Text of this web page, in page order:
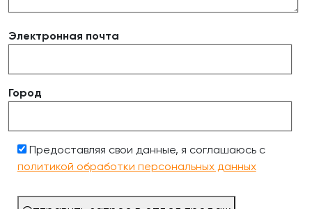
Электронная почта
Город
Предоставляя свои данные, я соглашаюсь с
политикой обработки персональных данных